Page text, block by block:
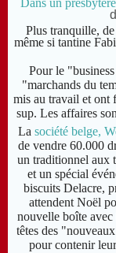
Dans un presbytère
Plus tranquille,
même si tantine
Pour le
"marchands du
mis au travail et ont
sup. Les affaires
Lasociété belge,
de vendre 60.000
un traditionnel aux
et un spécial
biscuits Delacre,
attendent Noël
nouvelle boîte avec
têtes des
pour contenir